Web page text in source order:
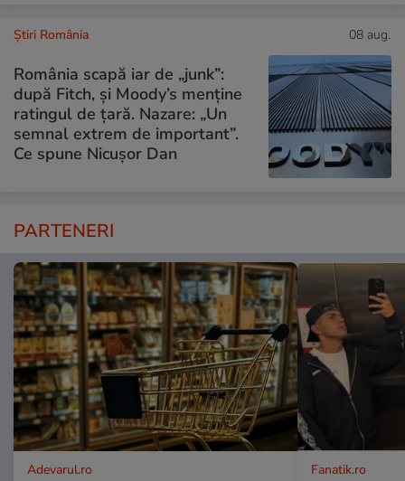
Știri România 08 aug.
România scapă iar de „junk”:
după Fitch, și Moody’s menține
ratingul de țară. Nazare: „Un
semnal extrem de important”.
Ce spune Nicușor Dan
PARTENERI
Adevarul.ro Fanatik.ro